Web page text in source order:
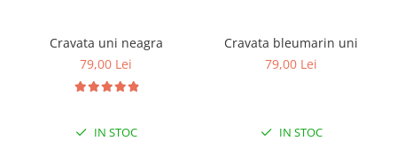
Cravata uni neagra
79,00 Lei
IN STOC
Cravata bleumarin uni
79,00 Lei
IN STOC